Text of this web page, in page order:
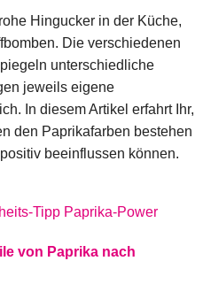
Hingucker in der Küche,
Die verschiedenen
unterschiedliche
jeweils eigene
In diesem Artikel erfahrt Ihr,
den Paprikafarben bestehen
beeinflussen können.
von Paprika nach